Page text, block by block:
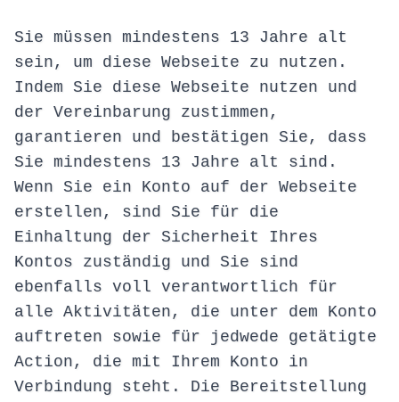
Sie müssen mindestens 13 Jahre alt
sein, um diese Webseite zu nutzen.
Indem Sie diese Webseite nutzen und
der Vereinbarung zustimmen,
garantieren und bestätigen Sie, dass
Sie mindestens 13 Jahre alt sind.
Wenn Sie ein Konto auf der Webseite
erstellen, sind Sie für die
Einhaltung der Sicherheit Ihres
Kontos zuständig und Sie sind
ebenfalls voll verantwortlich für
alle Aktivitäten, die unter dem Konto
auftreten sowie für jedwede getätigte
Action, die mit Ihrem Konto in
Verbindung steht. Die Bereitstellung